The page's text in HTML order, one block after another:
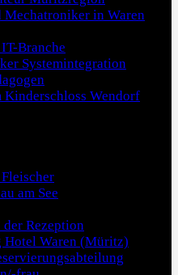
in Waren
Branche
Systemintegration
Kinderschloss Wendorf
am See
Rezeption
Hotel Waren (Müritz)